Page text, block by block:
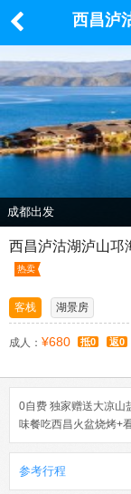
西昌泸
成都出发
西昌泸沽湖泸山邛
热卖
客栈 湖景房
成人： ¥680 抵0 返0
0自费 独家赠送大凉山
味餐吃西昌火盆烧烤+
参考行程